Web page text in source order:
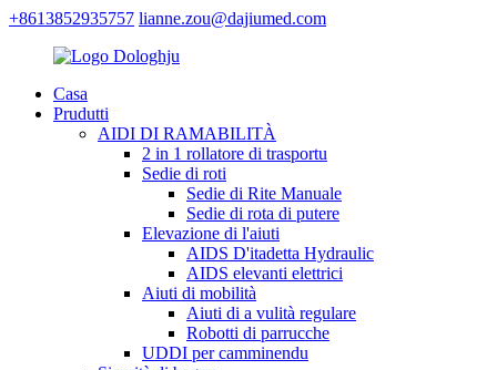
+8613852935757 lianne.zou@dajiumed.com
Casa
Prudutti
AIDI DI RAMABILITÀ
2 in 1 rollatore di trasportu
Sedie di roti
Sedie di Rite Manuale
Sedie di rota di putere
Elevazione di l'aiuti
AIDS D'itadetta Hydraulic
AIDS elevanti elettrici
Aiuti di mobilità
Aiuti di a vulità regulare
Robotti di parrucche
UDDI per camminendu